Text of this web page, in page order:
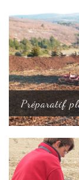
Préparatif